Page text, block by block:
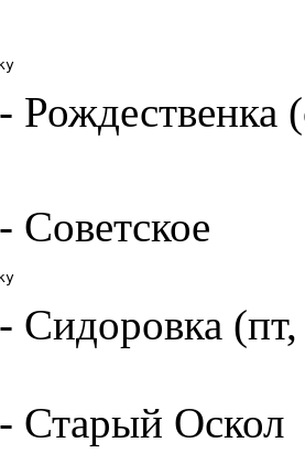
Рождественка
Советское
Сидоровка
Старый Оскол